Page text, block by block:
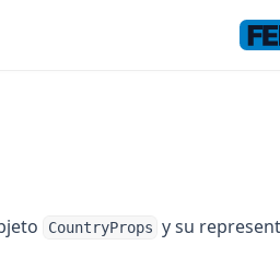
CountryProps y su